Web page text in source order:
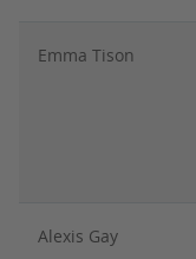
Emma Tison
Alexis Gay